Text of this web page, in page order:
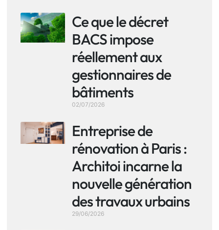
Ce que le décret
BACS impose
réellement aux
gestionnaires de
bâtiments
02/07/2026
Entreprise de
rénovation à Paris :
Architoi incarne la
nouvelle génération
des travaux urbains
29/06/2026